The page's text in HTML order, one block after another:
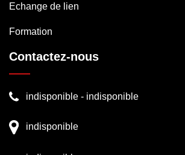
Echange de lien
Formation
Contactez-nous
indisponible - indisponible
indisponible